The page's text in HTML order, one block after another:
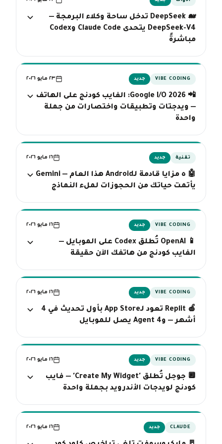
🐋 DeepSeek تدخل ساحة وكلاء البرمجة —
DeepSeek-V4 يتحدى Claude Code وCodex
مباشرةً
VIBE CODING جديد ٢٣ مايو ٢٠٢٦
📲 Google I/O 2026: الفايب كودنج على الهاتف
— ويدجتات وتطبيقات واختصارات من جملة
واحدة
تقنية جديد ١٦ مايو ٢٠٢٦
🤖 ٥ مزايا قادمة لـAndroid هذا العام — Gemini
يأتمت حياتك من الحجوزات لملء النماذج
VIBE CODING جديد ١٦ مايو ٢٠٢٦
📱 OpenAI تُطلق Codex على الموبايل —
الفايب كودنج من هاتفك الآن حقيقة
VIBE CODING جديد ١٦ مايو ٢٠٢٦
🍎 Replit تعود لـApp Store بأول تحديث في 4
أشهر — وAgent 4 يصل للموبايل
VIBE CODING جديد ١٦ مايو ٢٠٢٦
🔲 جوجل تُطلق 'Create My Widget' — فايب
كودنج لويدجات الأندرويد بجملة واحدة
CLAUDE جديد ١٦ مايو ٢٠٢٦